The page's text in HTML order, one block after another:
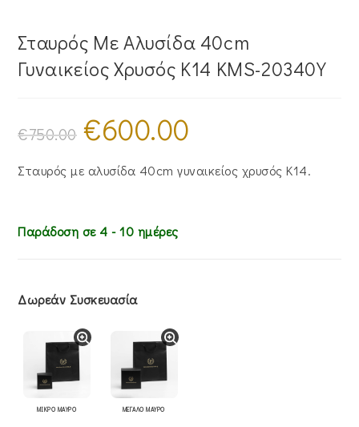
Σταυρός Με Αλυσίδα 40cm
Γυναικείος Χρυσός Κ14 KMS-20340Y
€750.00
Original
price
was:
€600.00
€600.00.
Σταυρός με αλυσίδα 40cm γυναικείος χρυσός Κ14.
Παράδοση σε 4 - 10 ημέρες
Δωρεάν Συσκευασία
ΜΙΚΡΟ ΜΑΥΡΟ ΜΕΓΑΛΟ ΜΑΥΡΟ